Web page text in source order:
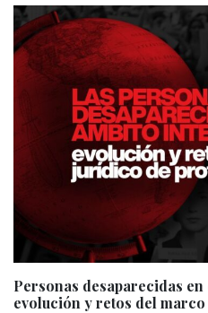
Personas desaparecidas
evolución y retos del